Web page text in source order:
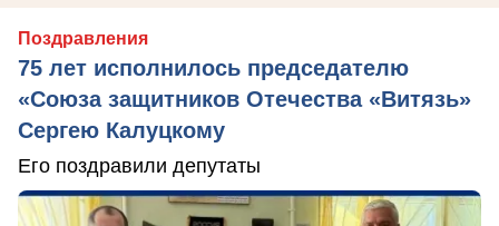
Поздравления
75 лет исполнилось председателю
«Союза защитников Отечества «Витязь»
Сергею Калуцкому
Его поздравили депутаты